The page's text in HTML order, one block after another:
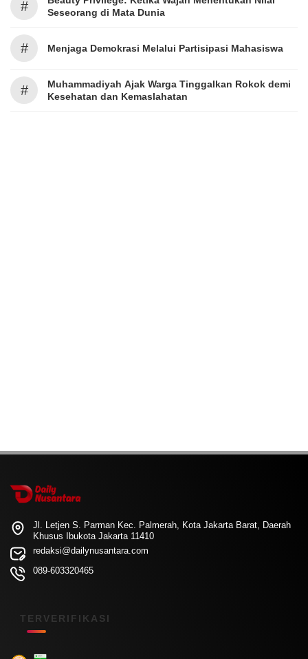
#
Seseorang di Mata Dunia
# Menjaga Demokrasi Melalui Partisipasi Mahasiswa
#
Muhammadiyah Ajak Warga Tinggalkan Rokok demi
Kesehatan dan Kemaslahatan
Jl. Letjen S. Parman Kec. Palmerah, Kota Jakarta Barat, Daerah
Khusus Ibukota Jakarta 11410
redaksi@dailynusantara.com
089-603320465
TERVERIFIKASI